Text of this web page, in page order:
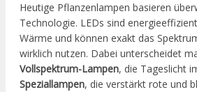
Heutige Pflanzenlampen basieren
Technologie. LEDs sind
Wärme und können exakt das
wirklich nutzen. Dabei unterscheidet
Vollspektrum-Lampen, die Tageslicht
Speziallampen, die verstärkt rote und